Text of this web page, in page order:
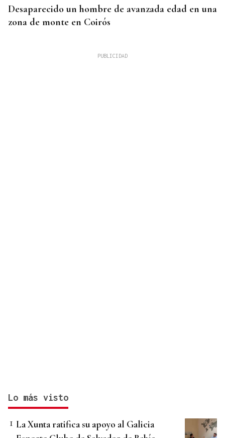
Desaparecido un hombre de avanzada edad en una
zona de monte en Coirós
Lo más visto
La Xunta ratifica su apoyo al Galicia